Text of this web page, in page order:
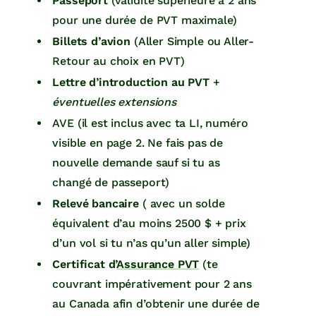
pour une durée de PVT maximale)
Billets d’avion (Aller Simple ou Aller-
Retour au choix en PVT)
Lettre d’introduction au PVT+
éventuelles extensions
AVE (il est inclus avec ta LI, numéro
visible en page 2. Ne fais pas de
nouvelle demande sauf si tu as
changé de passeport)
Relevé bancaire ( avec un solde
équivalent d’au moins 2500 $ + prix
d’un vol si tu n’as qu’un aller simple)
Certificat d’Assurance PVT (te
couvrant impérativement pour 2 ans
au Canada afin d’obtenir une durée de